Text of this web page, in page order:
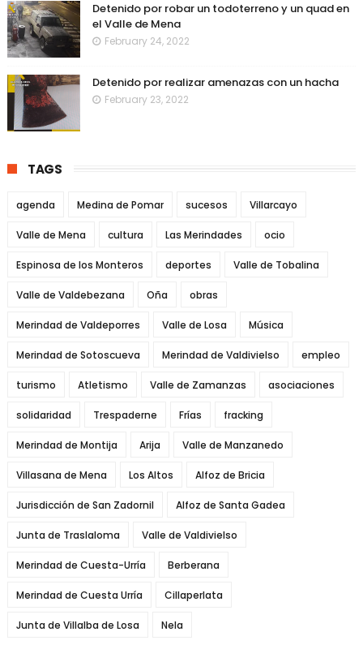
Detenido por robar un todoterreno y un quad en
el Valle de Mena
February 24, 2022
Detenido por realizar amenazas con un hacha
February 23, 2022
TAGS
agenda Medina de Pomar sucesos Villarcayo
Valle de Mena cultura Las Merindades ocio
Espinosa de los Monteros deportes Valle de Tobalina
Valle de Valdebezana Oña obras
Merindad de Valdeporres Valle de Losa Música
Merindad de Sotoscueva Merindad de Valdivielso empleo
turismo Atletismo Valle de Zamanzas asociaciones
solidaridad Trespaderne Frías fracking
Merindad de Montija Arija Valle de Manzanedo
Villasana de Mena Los Altos Alfoz de Bricia
Jurisdicción de San Zadornil Alfoz de Santa Gadea
Junta de Traslaloma Valle de Valdivielso
Merindad de Cuesta-Urría Berberana
Merindad de Cuesta Urría Cillaperlata
Junta de Villalba de Losa Nela